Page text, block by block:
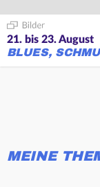
21. bis 23. August
BLUES,
MEINE